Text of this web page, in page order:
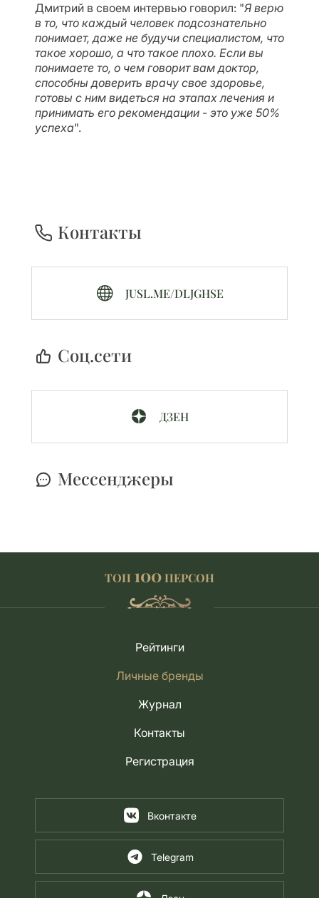
Дмитрий в своем интервью говорил: "Я верю
в то, что каждый человек подсознательно
понимает, даже не будучи специалистом, что
такое хорошо, а что такое плохо. Если вы
понимаете то, о чем говорит вам доктор,
способны доверить врачу свое здоровье,
готовы с ним видеться на этапах лечения и
принимать его рекомендации - это уже 50%
успеха".
Контакты
JUSL.ME/DLJGHSE
Cоц.сети
ДЗЕН
Мессенджеры
ТОП 100 ПЕРСОН
Рейтинги
Личные бренды
Журнал
Контакты
Регистрация
Вконтакте
Telegram